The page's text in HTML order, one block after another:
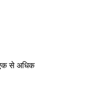
से अधिक